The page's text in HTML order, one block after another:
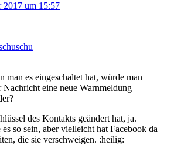
2017 um 15:57
man es eingeschaltet hat, würde man
Nachricht eine neue Warnmeldung
des Kontakts geändert hat, ja.
so sein, aber vielleicht hat Facebook da
die sie verschweigen. :heilig: